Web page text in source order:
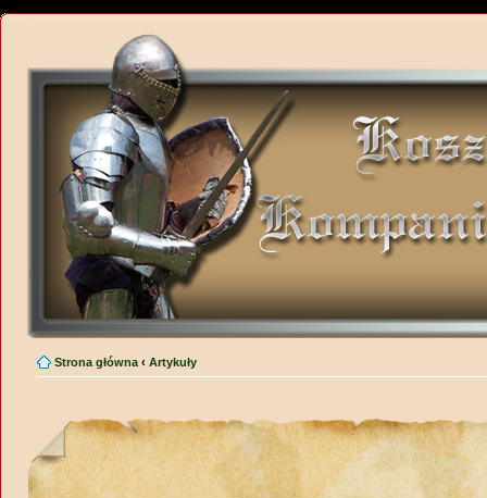
Strona główna ‹ Artykuły